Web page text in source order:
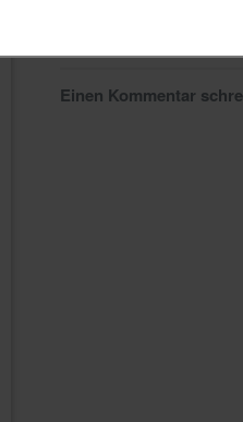
Einen Kommentar